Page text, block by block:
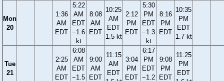
Mon
20
1:36
AM
EDT
5:22
AM
EDT
−1.6
kt
8:08
AM
EDT
10:25
AM
EDT
1.5 kt
2:12
PM
EDT
5:30
PM
EDT
−1.3
kt
8:16
PM
EDT
10:35
PM
EDT
1.7 kt
Tue
21
2:25
AM
EDT
6:08
AM
EDT
−1.5
9:00
AM
EDT
11:15
AM
EDT
3:04
PM
EDT
6:17
PM
EDT
−1.2
9:08
PM
EDT
11:25
PM
EDT